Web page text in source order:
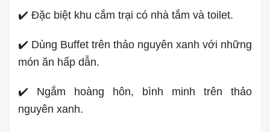
✔️ Đặc biệt khu cắm trại có nhà tắm và toilet.
✔️ Dùng Buffet trên thảo nguyên xanh với những
món ăn hấp dẫn.
✔️ Ngắm hoàng hôn, bình minh trên thảo
nguyên xanh.